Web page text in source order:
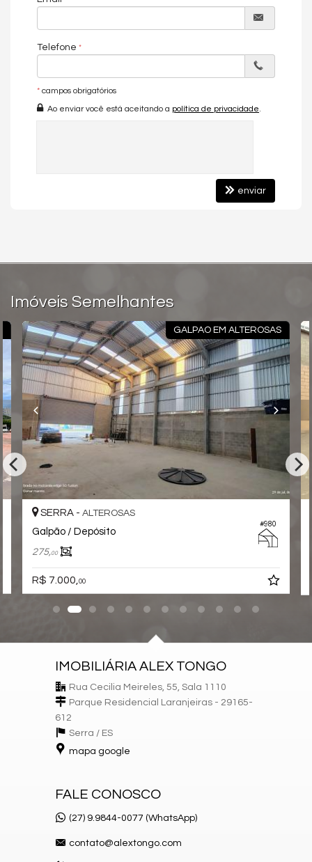
Banheiro Social
Telefone
* campos obrigatórios
Ao enviar você está aceitando a política de privacidade.
enviar
Imóveis Semelhantes
GALPAO EM ALTEROSAS
#980
SERRA - ALTEROSAS
Galpão / Depósito
275,00
R$ 7.000, 00
IMOBILIÁRIA ALEX TONGO
Rua Cecilia Meireles, 55, Sala 1110
Parque Residencial Laranjeiras - 29165-
612
Serra / ES
mapa google
FALE CONOSCO
(27) 9.9844-0077 (WhatsApp)
contato@alextongo.com